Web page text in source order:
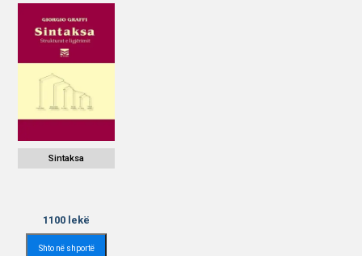
Sintaksa
1100 lekë
Shto në shportë